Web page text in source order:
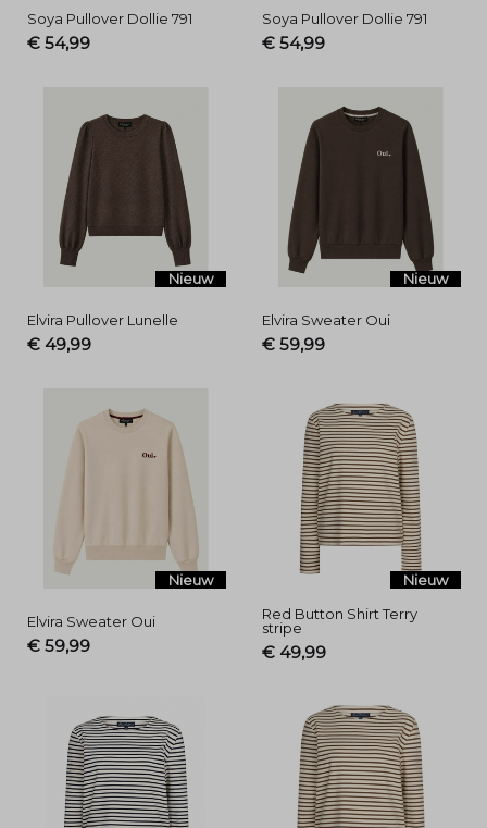
Soya Pullover Dollie 791
€ 54,99
Soya Pullover Dollie 791
€ 54,99
Nieuw
Elvira Pullover Lunelle
€ 49,99
Nieuw
Elvira Sweater Oui
€ 59,99
Nieuw
Elvira Sweater Oui
€ 59,99
Nieuw
Red Button Shirt Terry
stripe
€ 49,99